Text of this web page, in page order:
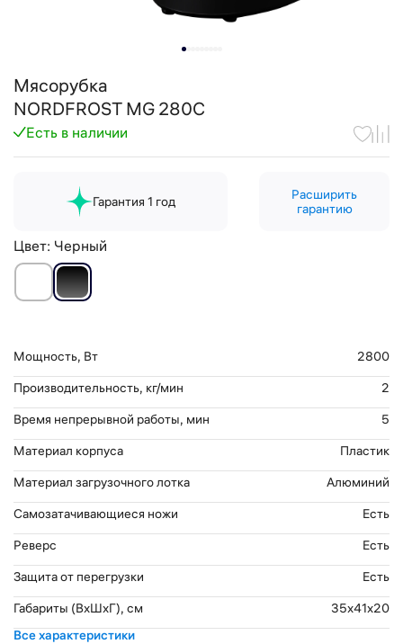
Мясорубка
NORDFROST MG 280C
Есть в наличии
Гарантия 1 год
Расширить
гарантию
Цвет: Черный
Мощность, Вт
2800
Производительность, кг/мин
2
Время непрерывной работы, мин
5
Материал корпуса
Пластик
Материал загрузочного лотка
Алюминий
Самозатачивающиеся ножи
Есть
Реверс
Есть
Защита от перегрузки
Есть
Габариты (ВхШхГ), см
35x41x20
Все характеристики